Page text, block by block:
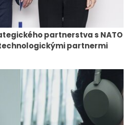
partnerstva s NATO
partnermi